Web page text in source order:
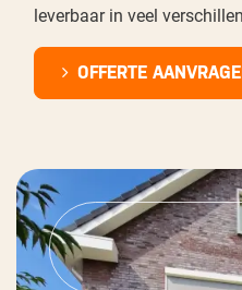
leverbaar in veel
OFFERTE